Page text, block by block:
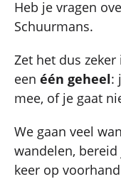
Heb je vragen
Schuurmans.
Zet het dus
een één geheel:
mee, of je gaat
We gaan veel
wandelen, bereid
keer op